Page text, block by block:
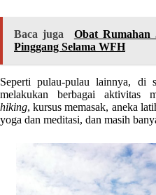
Baca juga
Obat Rumahan
Pinggang Selama WFH
Seperti pulau-pulau lainnya, di
melakukan berbagai aktivitas
hiking, kursus memasak, aneka
yoga dan meditasi, dan masih